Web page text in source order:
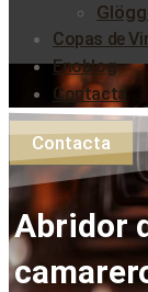
Copas de
Enoblog
Contacta
Contacta
Abridor